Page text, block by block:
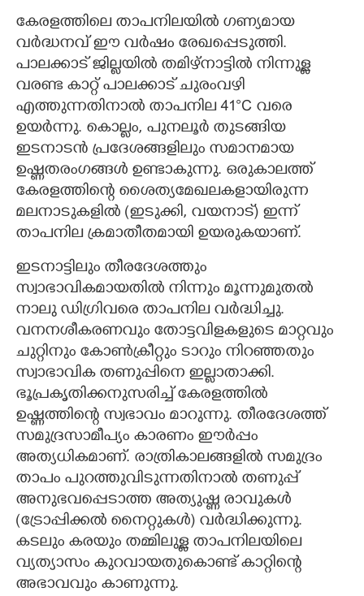
കേരളത്തിലെ താപനിലയിൽ ഗണ്യമായ
വർദ്ധനവ് ഈ വർഷം രേഖപ്പെടുത്തി.
പാലക്കാട് ജില്ലയിൽ തമിഴ്നാട്ടിൽ നിന്നുള്ള
വരണ്ട കാറ്റ് പാലക്കാട് ചുരംവഴി
എത്തുന്നതിനാൽ താപനില 41°C വരെ
ഉയർന്നു. കൊല്ലം, പുനലൂർ തുടങ്ങിയ
ഇടനാടൻ പ്രദേശങ്ങളിലും സമാനമായ
ഉഷ്ണതരംഗങ്ങൾ ഉണ്ടാകുന്നു. ഒരുകാലത്ത്
കേരളത്തിന്റെ ശൈത്യമേഖലകളായിരുന്ന
മലനാടുകളിൽ (ഇടുക്കി, വയനാട്) ഇന്ന്
താപനില ക്രമാതീതമായി ഉയരുകയാണ്.
ഇടനാട്ടിലും തീരദേശത്തും
സ്വാഭാവികമായതിൽ നിന്നും മൂന്നുമുതൽ
നാലു ഡിഗ്രിവരെ താപനില വർദ്ധിച്ചു.
വനനശീകരണവും തോട്ടവിളകളുടെ മാറ്റവും
ചുറ്റിനും കോൺക്രീറ്റും ടാറും നിറഞ്ഞതും
സ്വാഭാവിക തണുപ്പിനെ ഇല്ലാതാക്കി.
ഭൂപ്രകൃതിക്കനുസരിച്ച് കേരളത്തിൽ
ഉഷ്ണത്തിന്റെ സ്വഭാവം മാറുന്നു. തീരദേശത്ത്
സമുദ്രസാമീപ്യം കാരണം ഈർപ്പം
അത്യധികമാണ്. രാത്രികാലങ്ങളിൽ സമുദ്രം
താപം പുറത്തുവിടുന്നതിനാൽ തണുപ്പ്
അനുഭവപ്പെടാത്ത അത്യുഷ്ണ രാവുകൾ
(ട്രോപ്പിക്കൽ നൈറ്റുകൾ) വർദ്ധിക്കുന്നു.
കടലും കരയും തമ്മിലുള്ള താപനിലയിലെ
വ്യത്യാസം കുറവായതുകൊണ്ട് കാറ്റിന്റെ
അഭാവവും കാണുന്നു.